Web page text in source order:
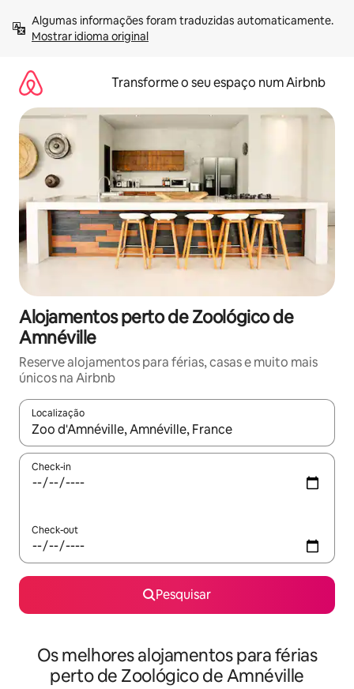
para
Mostrar idioma original
Transforme o seu espaço num Airbnb
Alojamentos perto de Zoológico de
Amnéville
Reserve alojamentos para férias, casas e muito mais
únicos na Airbnb
Localização
Quando os resultados estiverem disponíveis, navegue com
Check-in
Check-out
Pesquisar
Os melhores alojamentos para férias
perto de Zoológico de Amnéville